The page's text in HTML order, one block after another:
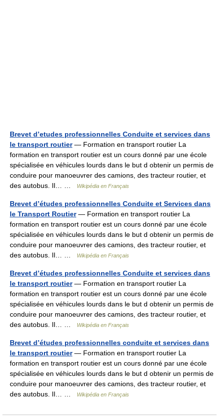
Brevet d’etudes professionnelles Conduite et services dans
le transport routier— Formation en transport routier La
formation en transport routier est un cours donné par une école
spécialisée en véhicules lourds dans le but d obtenir un permis de
conduire pour manoeuvrer des camions, des tracteur routier, et
des autobus. Il… …
Wikipédia en Français
Brevet d’études professionnelles Conduite et Services dans
le Transport Routier— Formation en transport routier La
formation en transport routier est un cours donné par une école
spécialisée en véhicules lourds dans le but d obtenir un permis de
conduire pour manoeuvrer des camions, des tracteur routier, et
des autobus. Il… …
Wikipédia en Français
Brevet d’études professionnelles Conduite et services dans
le transport routier— Formation en transport routier La
formation en transport routier est un cours donné par une école
spécialisée en véhicules lourds dans le but d obtenir un permis de
conduire pour manoeuvrer des camions, des tracteur routier, et
des autobus. Il… …
Wikipédia en Français
Brevet d’études professionnelles conduite et services dans
le transport routier— Formation en transport routier La
formation en transport routier est un cours donné par une école
spécialisée en véhicules lourds dans le but d obtenir un permis de
conduire pour manoeuvrer des camions, des tracteur routier, et
des autobus. Il… …
Wikipédia en Français